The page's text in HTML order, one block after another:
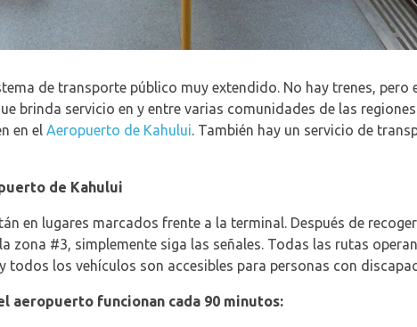
de transporte público muy extendido. No hay trenes, pero
brinda servicio en y entre varias comunidades de las regiones
en el Aeropuerto de Kahului. También hay un servicio de
de Kahului
en lugares marcados frente a la terminal. Después de
zona #3, simplemente siga las señales. Todas las rutas
los vehículos son accesibles para personas con
aeropuerto funcionan cada 90 minutos: